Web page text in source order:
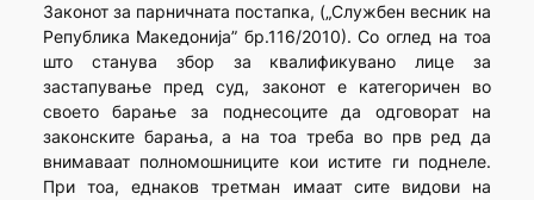
Законот за парничната постапка, („Службен весник на
Република Македонија” бр.116/2010). Со оглед на тоа
што станува збор за квалификувано лице за
застапување пред суд, законот е категоричен во
своето барање за поднесоците да одговорат на
законските барања, а на тоа треба во прв ред да
внимаваат полномошниците кои истите ги поднеле.
При тоа, еднаков третман имаат сите видови на